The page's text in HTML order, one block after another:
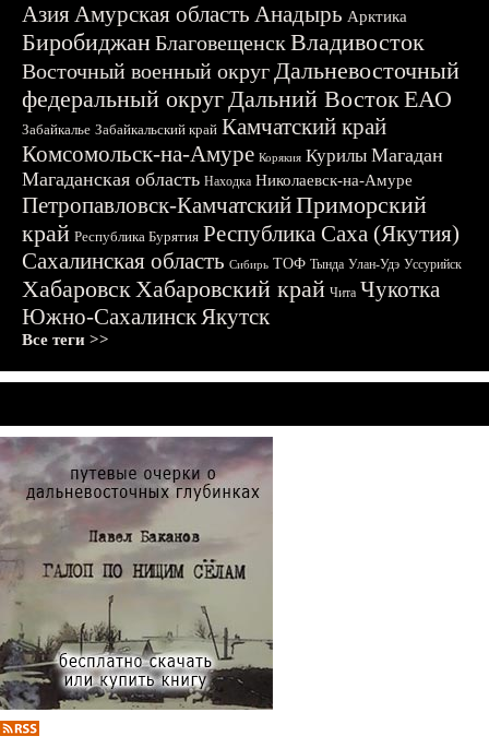
АзияАмурская область Анадырь Арктика
БиробиджанБлаговещенскВладивосток
Восточный военный округДальневосточный
федеральный округДальний ВостокЕАО
Забайкалье Забайкальский край Камчатский край
Комсомольск-на-Амуре Корякия Курилы Магадан
Магаданская область Находка Николаевск-на-Амуре
Петропавловск-КамчатскийПриморский
край Республика Бурятия Республика Саха (Якутия)
Сахалинская область Сибирь ТОФ Тында Улан-Удэ Уссурийск
ХабаровскХабаровский край Чита Чукотка
Южно-СахалинскЯкутск
Все теги >>